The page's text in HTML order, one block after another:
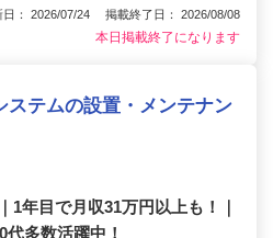
日： 2026/07/24 掲載終了日： 2026/08/08
本日掲載終了になります
ステムの設置・メンテナン
1年目で月収31万円以上も！｜
多数活躍中！